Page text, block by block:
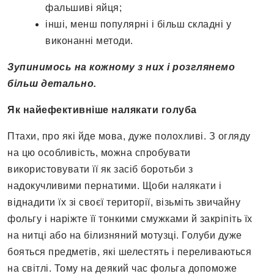
фальшиві яйця;
інші, менш популярні і більш складні у
виконанні методи.
Зупинимось на кожному з них і розглянемо
більш детально.
Як найефективніше налякати голуба
Птахи, про які йде мова, дуже полохливі. З огляду
на цю особливість, можна спробувати
використовувати її як засіб боротьби з
надокучливими пернатими. Щоби налякати і
віднадити їх зі своєї території, візьміть звичайну
фольгу і наріжте її тонкими смужками й закріпіть їх
на нитці або на білизняний мотузці. Голуби дуже
бояться предметів, які шелестять і переливаються
на світлі. Тому на деякий час фольга допоможе